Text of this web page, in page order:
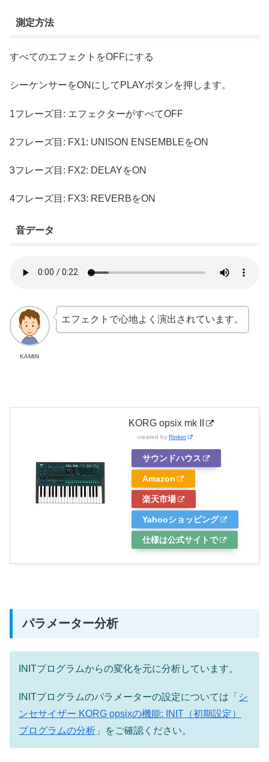
測定方法
すべてのエフェクトをOFFにする
シーケンサーをONにしてPLAYボタンを押します。
1フレーズ目: エフェクターがすべてOFF
2フレーズ目: FX1: UNISON ENSEMBLEをON
3フレーズ目: FX2: DELAYをON
4フレーズ目: FX3: REVERBをON
音データ
KAMIN
エフェクトで心地よく演出されています。
KORG opsix mk II
created by Rinker
サウンドハウス
Amazon
楽天市場
Yahooショッピング
仕様は公式サイトで
パラメーター分析
INITプログラムからの変化を元に分析しています。
INITプログラムのパラメーターの設定については「 シ
ンセサイザー KORG opsixの機能: INIT（初期設定）
プログラムの分析 」をご確認ください。